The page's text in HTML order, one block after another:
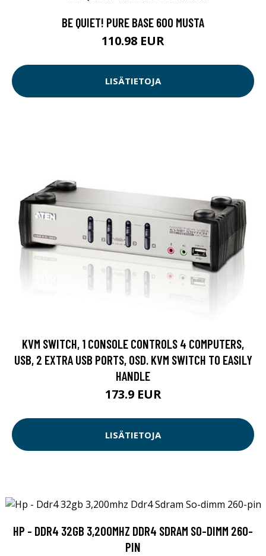
BE QUIET! PURE BASE 600 MUSTA
110.98 EUR
LISÄTIETOJA
KVM SWITCH, 1 CONSOLE CONTROLS 4 COMPUTERS,
USB, 2 EXTRA USB PORTS, OSD. KVM SWITCH TO EASILY
HANDLE
173.9 EUR
LISÄTIETOJA
HP - DDR4 32GB 3,200MHZ DDR4 SDRAM SO-DIMM 260-
PIN